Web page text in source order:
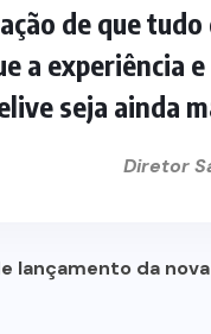
de que
a experiência
seja ainda
Diretor
lançamento da